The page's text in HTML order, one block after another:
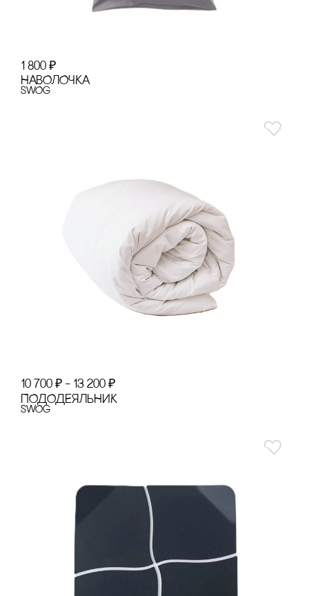
1 800 ₽
НАВОЛОЧКА
SWOg
10 700 ₽ – 13 200 ₽
ПОДОДЕЯЛЬНИК
SWOg